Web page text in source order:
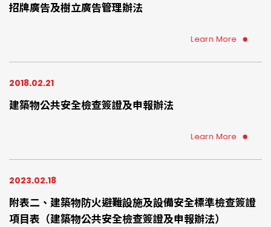
招牌廣告及樹立廣告管理辦法
Learn More
2018.02.21
建築物公共安全檢查簽證及申報辦法
Learn More
2023.02.18
附表二、建築物防火避難設施及設備安全標準檢查簽證
項目表（建築物公共安全檢查簽證及申報辦法）